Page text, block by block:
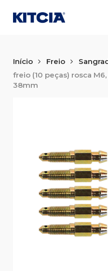
main
Início Freio
freio (10 peças) rosca
38mm